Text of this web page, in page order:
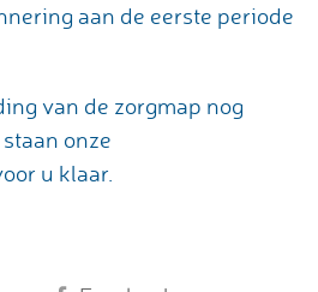
aan de eerste periode
van de zorgmap nog
onze
u klaar.